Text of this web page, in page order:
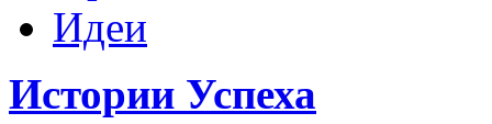
Идеи
Истории Успеха